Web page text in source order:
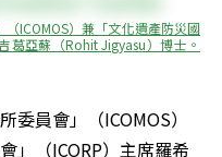
ICOMOS）兼「文化遺產防災國
葛亞蘇（Rohit Jigyasu）博士。
員會」（ICOMOS）
」（ICORP）主席羅希